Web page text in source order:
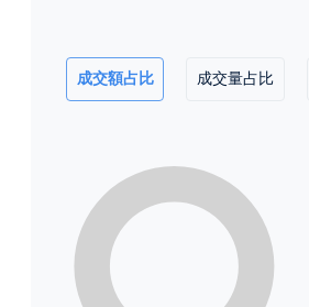
成交額占比 成交量占比